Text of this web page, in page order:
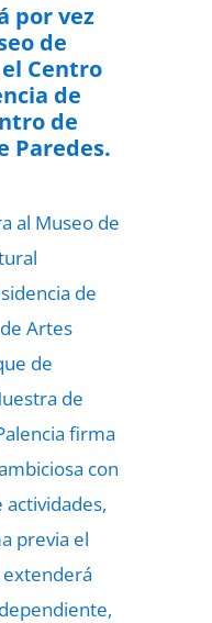
por vez
de
Centro
de
de
Paredes.
al Museo de
de
Artes
de
de
firma
con
previa el
extenderá